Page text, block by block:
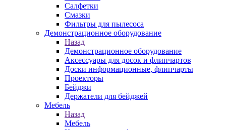
Салфетки
Смазки
Фильтры для пылесоса
Демонстрационное оборудование
Назад
Демонстрационное оборудование
Аксессуары для досок и флипчартов
Доски информационные, флипчарты
Проекторы
Бейджи
Держатели для бейджей
Мебель
Назад
Мебель